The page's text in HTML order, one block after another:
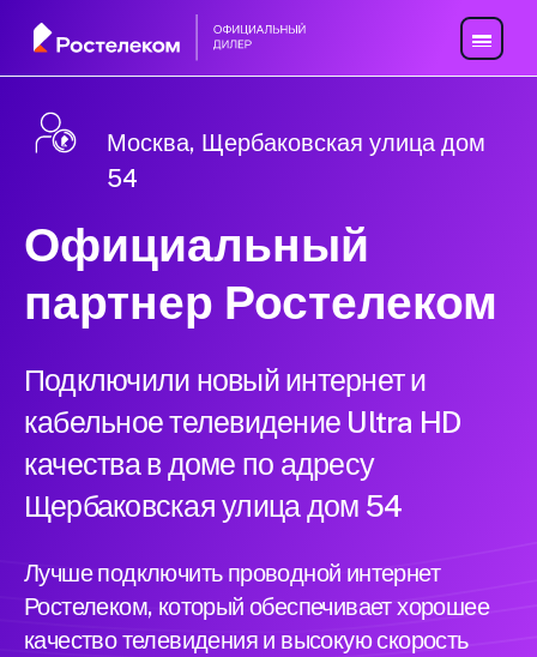
Москва, Щербаковская улица дом
54
Официальный
партнер Ростелеком
Подключили новый интернет и
кабельное телевидение Ultra HD
качества в доме по адресу
Щербаковская улица дом 54
Лучше подключить проводной интернет
Ростелеком, который обеспечивает хорошее
качество телевидения и высокую скорость